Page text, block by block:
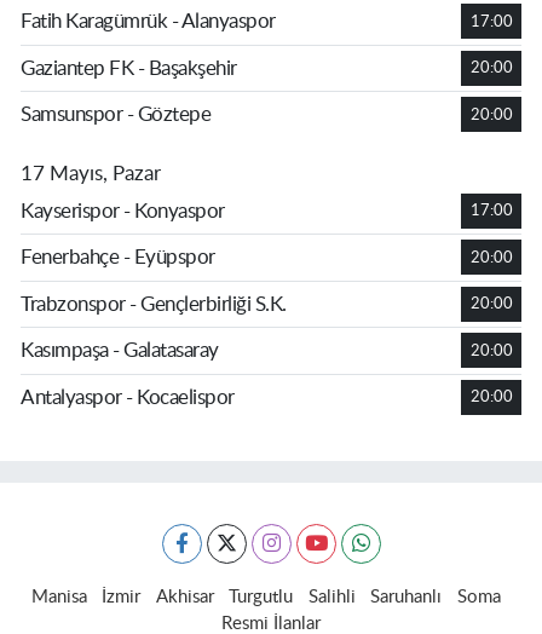
Fatih Karagümrük - Alanyaspor
17:00
Gaziantep FK - Başakşehir 20:00
Samsunspor - Göztepe 20:00
17 Mayıs, Pazar
Kayserispor - Konyaspor
17:00
Fenerbahçe - Eyüpspor 20:00
Trabzonspor - Gençlerbirliği S.K. 20:00
Kasımpaşa - Galatasaray 20:00
Antalyaspor - Kocaelispor 20:00
Manisa İzmir Akhisar Turgutlu Salihli Saruhanlı
Soma
Resmi İlanlar